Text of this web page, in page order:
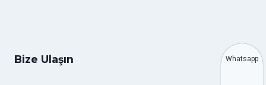
Bize Ulaşın Whatsapp